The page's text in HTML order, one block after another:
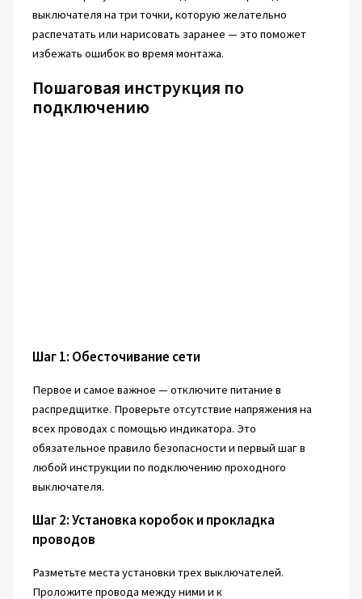
выключателя на три точки, которую желательно
распечатать или нарисовать заранее — это поможет
избежать ошибок во время монтажа.
Пошаговая инструкция по
подключению
Шаг 1: Обесточивание сети
Первое и самое важное — отключите питание в
распредщитке. Проверьте отсутствие напряжения на
всех проводах с помощью индикатора. Это
обязательное правило безопасности и первый шаг в
любой инструкции по подключению проходного
выключателя.
Шаг 2: Установка коробок и прокладка
проводов
Разметьте места установки трех выключателей.
Проложите провода между ними и к